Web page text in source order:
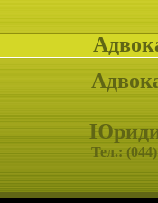
Тел.: (